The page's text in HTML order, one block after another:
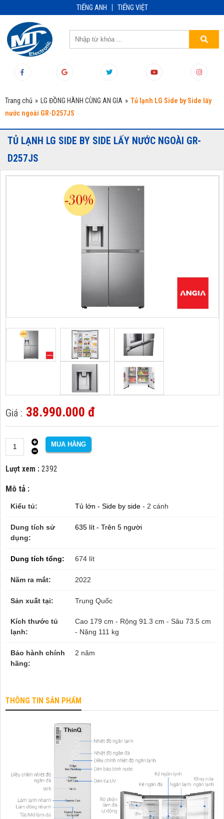
TIẾNG ANH TIẾNG VIỆT
Trang chủ » LG ĐỒNG HÀNH CÙNG AN GIA » Tủ lạnh LG Side by Side lấy
nước ngoài GR-D257JS
TỦ LẠNH LG SIDE BY SIDE LẤY NƯỚC NGOÀI GR-
D257JS
38.990.000 đ
Lượt xem : 2392
Mô tả :
Kiểu tủ: Tủ lớn - Side by side - 2 cánh
Dung tích sử
dụng:
635 lít - Trên 5 người
Dung tích tổng: 674 lít
Năm ra mắt: 2022
Sản xuất tại: Trung Quốc
Kích thước tủ
lạnh:
Cao 179 cm - Rộng 91.3 cm - Sâu 73.5 cm
- Nặng 111 kg
Bảo hành chính
hãng:
2 năm
THÔNG TIN SẢN PHẨM